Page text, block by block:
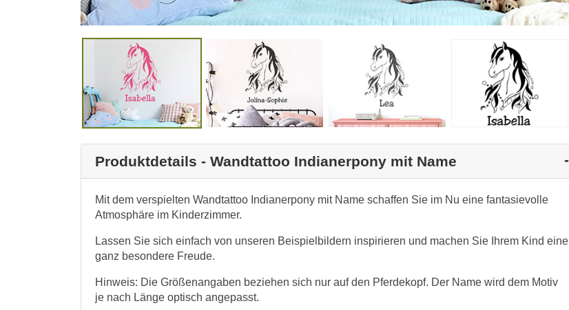
Produktdetails - Wandtattoo Indianerpony mit Name
Mit dem verspielten Wandtattoo Indianerpony mit Name schaffen Sie im Nu eine fantasievolle
Atmosphäre im Kinderzimmer.
Lassen Sie sich einfach von unseren Beispielbildern inspirieren und machen Sie Ihrem Kind eine
ganz besondere Freude.
Hinweis: Die Größenangaben beziehen sich nur auf den Pferdekopf. Der Name wird dem Motiv
je nach Länge optisch angepasst.